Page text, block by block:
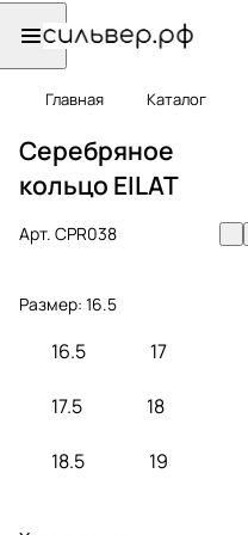
Главная Каталог
Серебряное
кольцо EILAT
Арт. CPR038
Размер: 16.5
16.5 17
17.5 18
18.5 19